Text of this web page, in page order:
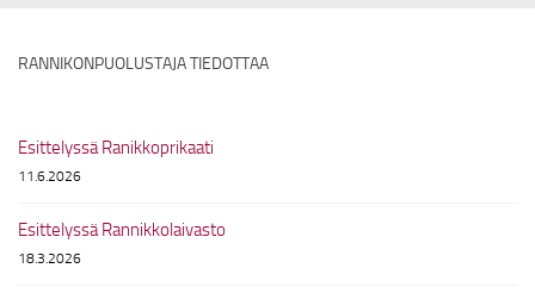
RANNIKONPUOLUSTAJA TIEDOTTAA
Esittelyssä Ranikkoprikaati
11.6.2026
Esittelyssä Rannikkolaivasto
18.3.2026